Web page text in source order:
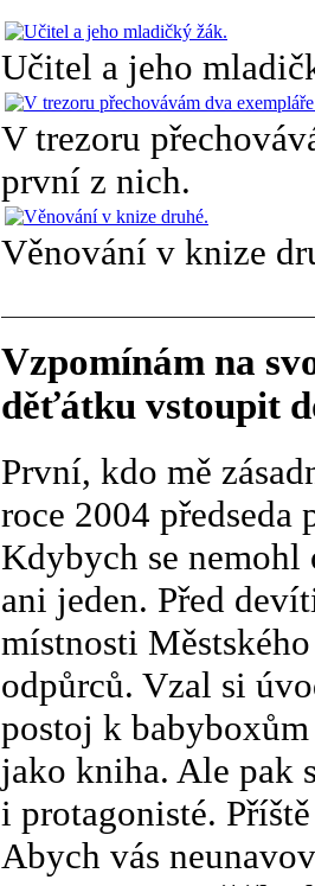
Učitel a jeho
V trezoru
první z nich.
Věnování v knize
Vzpomínám na
děťátku vstoupit
První, kdo mě
roce 2004 předseda
Kdybych se
ani jeden. Před
místnosti
odpůrců. Vzal si
postoj k
jako kniha. Ale pak
i protagonisté.
Abych vás